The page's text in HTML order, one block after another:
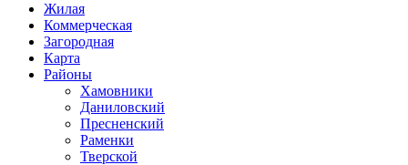
Жилая
Коммерческая
Загородная
Карта
Районы
Хамовники
Даниловский
Пресненский
Раменки
Тверской